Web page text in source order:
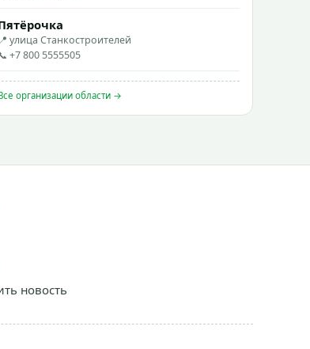
📍 улица Станкостроителей
+7 800 5555505
организации области →
новость